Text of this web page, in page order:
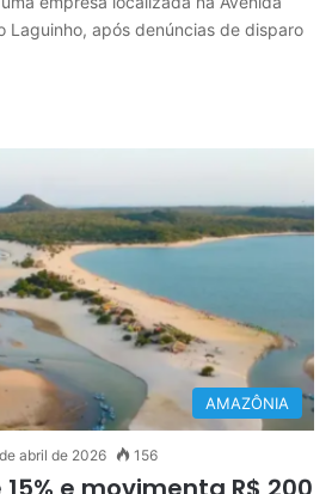
Laguinho, após denúncias de disparo
AMAZÔNIA
abril de 2026 156